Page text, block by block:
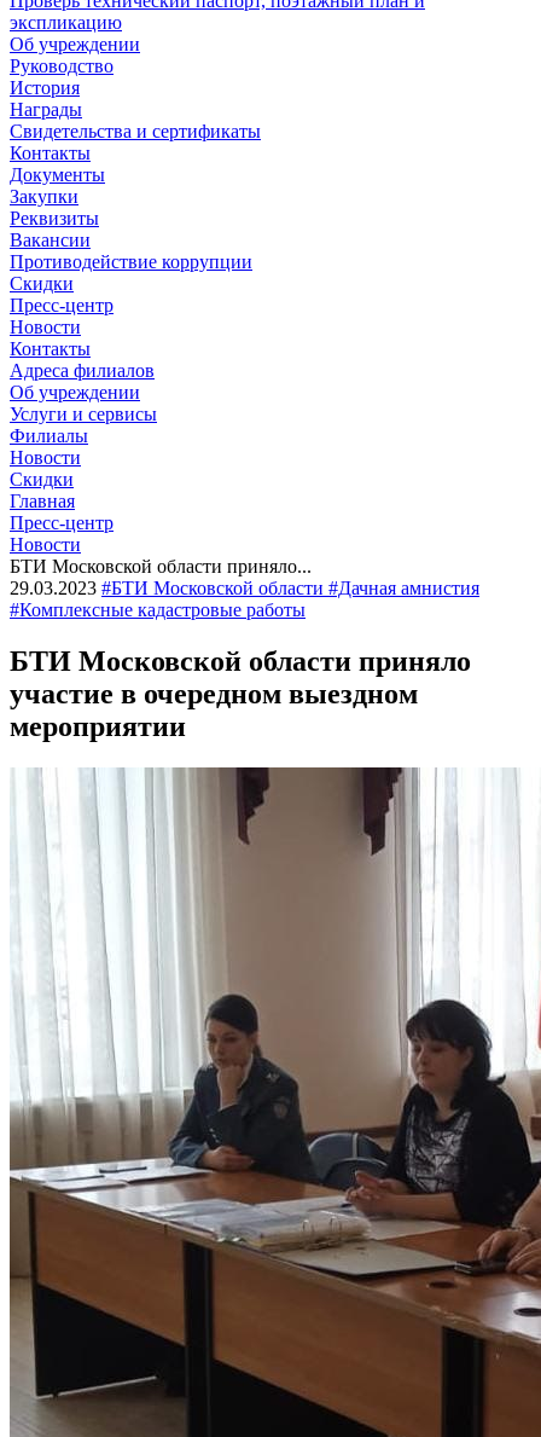
экспликацию
Об учреждении
Руководство
История
Награды
Свидетельства и сертификаты
Контакты
Документы
Закупки
Реквизиты
Вакансии
Противодействие коррупции
Скидки
Пресс-центр
Новости
Контакты
Адреса филиалов
Об учреждении
Услуги и сервисы
Филиалы
Новости
Скидки
Главная
Пресс-центр
Новости
БТИ Московской области приняло...
29.03.2023 #БТИ Московской области #Дачная амнистия
#Комплексные кадастровые работы
БТИ Московской области приняло
участие в очередном выездном
мероприятии